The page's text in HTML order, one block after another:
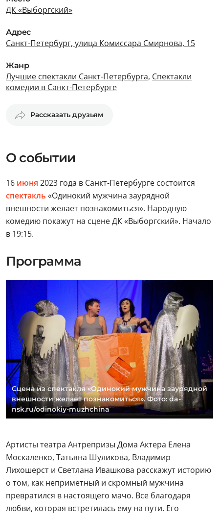
ДК «Выборгский»
Адрес
Санкт-Петербург, улица Комиссара Смирнова, 15
Жанр
Лучшие спектакли Санкт-Петербурга, Спектакли
комедии в Санкт-Петербурге
Рассказать друзьям
О событии
16 июня 2023 года в Санкт-Петербурге состоится
спектакль «Одинокий мужчина заурядной
внешности желает познакомиться». Народную
комедию покажут на сцене ДК «Выборгский». Начало
в 19:15.
Программа
Сцена из спектакля «Одинокий мужчина заурядной
внешности желает познакомиться». Фото: da-
nsk.ru/odinokiy-muzhchina
Артисты театра Антрепризы Дома Актера Елена
Москаленко, Татьяна Шуликова, Владимир
Лихошерст и Светлана Ивашкова расскажут историю
о том, как неприметный и скромный мужчина
превратился в настоящего мачо. Все благодаря
любви, которая встретилась ему на пути. Его